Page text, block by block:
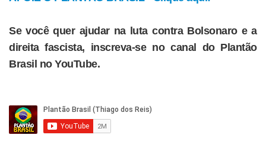
Se você quer ajudar na luta contra Bolsonaro e a
direita fascista, inscreva-se no canal do Plantão
Brasil no YouTube.